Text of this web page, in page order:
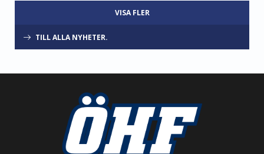
VISA FLER
TILL ALLA NYHETER.